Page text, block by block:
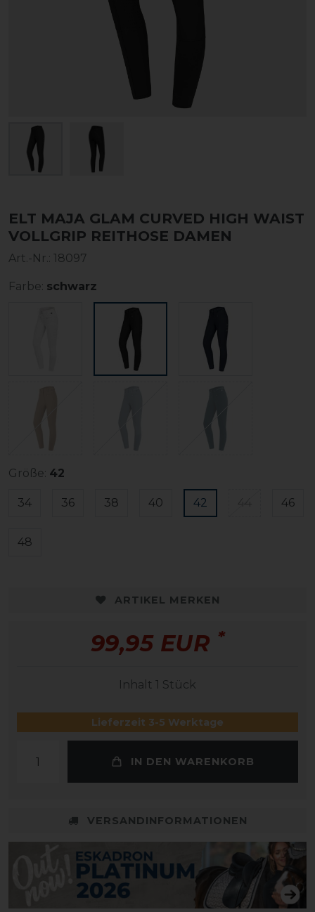
ELT MAJA GLAM CURVED HIGH WAIST
VOLLGRIP REITHOSE DAMEN
Art.-Nr.: 18097
Farbe: schwarz
Größe: 42
34 36 38 40 42 46
48
ARTIKEL MERKEN
99,95 EUR *
Inhalt 1 Stück
Lieferzeit 3-5 Werktage
IN DEN WARENKORB
VERSANDINFORMATIONEN